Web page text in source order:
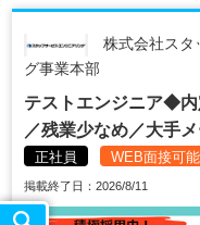
株式会社ス
グ事業本部
テストエンジニア◆内
／残業少なめ／大手
正社員 WEB面接可
掲載終了日：2026/8/11